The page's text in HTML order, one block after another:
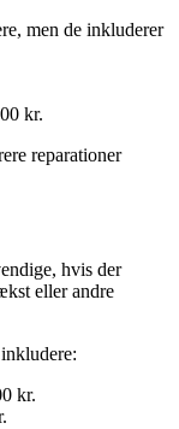
men de inkluderer
kr.
reparationer
hvis der
eller andre
kr.